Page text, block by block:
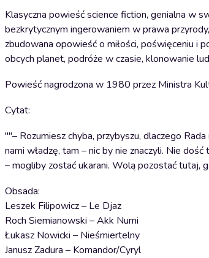
Klasyczna powieść science fiction, genialna w
bezkrytycznym ingerowaniem w prawa
zbudowana opowieść o miłości, poświęceniu i
obcych planet, podróże w czasie, klonowanie
Powieść nagrodzona w 1980 przez Ministra
Cytat:
""– Rozumiesz chyba, przybyszu, dlaczego
nami władzę, tam – nic by nie znaczyli. Nie
– mogliby zostać ukarani. Wolą pozostać tutaj,
Obsada:
Leszek Filipowicz – Le Djaz
Roch Siemianowski – Akk Numi
Łukasz Nowicki – Nieśmiertelny
Janusz Zadura – Komandor/Cyryl